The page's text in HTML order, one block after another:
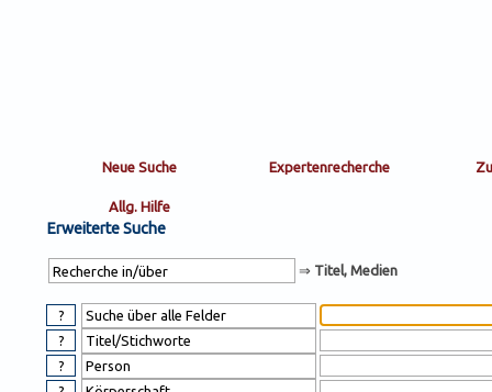
Erweiterte Suche
⇒ Titel, Medien